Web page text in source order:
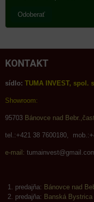
Odoberať
KONTAKT
sídlo: TUMA INVEST, spol.
Showroom:
95703 Bánovce nad
tel.:+421 38 7600180,
e-mail:
predajňa: Bánovce nad
predajňa: Banská Bystrica